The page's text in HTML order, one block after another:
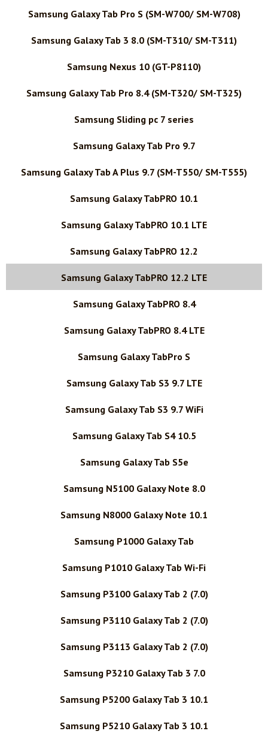
Samsung Galaxy Tab Pro S (SM-W700/ SM-W708)
Samsung Galaxy Tab 3 8.0 (SM-T310/ SM-T311)
Samsung Nexus 10 (GT-P8110)
Samsung Galaxy Tab Pro 8.4 (SM-T320/ SM-T325)
Samsung Sliding pc 7 series
Samsung Galaxy Tab Pro 9.7
Samsung Galaxy Tab A Plus 9.7 (SM-T550/ SM-T555)
Samsung Galaxy TabPRO 10.1
Samsung Galaxy TabPRO 10.1 LTE
Samsung Galaxy TabPRO 12.2
Samsung Galaxy TabPRO 12.2 LTE
Samsung Galaxy TabPRO 8.4
Samsung Galaxy TabPRO 8.4 LTE
Samsung Galaxy TabPro S
Samsung Galaxy Tab S3 9.7 LTE
Samsung Galaxy Tab S3 9.7 WiFi
Samsung Galaxy Tab S4 10.5
Samsung Galaxy Tab S5e
Samsung N5100 Galaxy Note 8.0
Samsung N8000 Galaxy Note 10.1
Samsung P1000 Galaxy Tab
Samsung P1010 Galaxy Tab Wi-Fi
Samsung P3100 Galaxy Tab 2 (7.0)
Samsung P3110 Galaxy Tab 2 (7.0)
Samsung P3113 Galaxy Tab 2 (7.0)
Samsung P3210 Galaxy Tab 3 7.0
Samsung P5200 Galaxy Tab 3 10.1
Samsung P5210 Galaxy Tab 3 10.1